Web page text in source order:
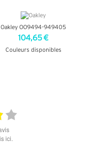
Oakley OO9494-949405
104,65 €
Couleurs disponibles
ici.